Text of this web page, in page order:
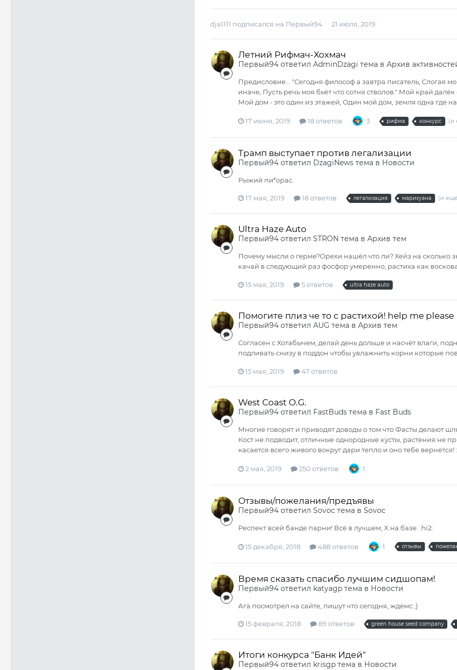
dja1111 подписался на Первый94 21 июля, 2019
Летний Рифмач-Хохмач
Первый94ответил AdminDzagi тема в Архив
Предисловие... "Сегодня философ а завтра писатель, Слогая
иначе, Пусть речь моя бьёт что сотня стволов." Мой край
Мой дом - это один из этажей, Один мой дом, земля одна где
17 июня, 2019 18 ответов 3 рифма конкурс (и
Трамп выступает против легализации
Первый94ответил DzagiNewsтема в Новости
Рыжий пи*орас.
17 мая, 2019 18 ответов легализация марихуана (и
Ultra Haze Auto
Первый94ответил STRON тема в Архив тем
Почему мысли о герме?Орехи нашёл что ли? Хейз на сколько
качай в следующий раз фосфор умеренно, растиха как
15 мая, 2019 5 ответов ultra haze auto
Помогите плиз че то с растихой! help me please
Первый94ответил AUG тема в Архив тем
Согласен с Хотабычем, делай день дольше и насчёт влаги,
подливать снизу в поддон чтобы увлажнить корни которые
15 мая, 2019 47 ответов
West Coast O.G.
Первый94ответил FastBudsтема в Fast Buds
Многие говорят и приводят доводы о том что Фасты делают
Кост не подводит, отличные однородные кусты, растения не
касается всего живого вокруг дари тепло и оно тебе вернётся!
2 мая, 2019 250 ответов 1
Отзывы/пожелания/предъявы
Первый94ответил Sovoc тема в Sovoc
Респект всей банде парни! Всё в лучшем, X на базе. :hi2:
15 декабря, 2018 488 ответов 1 отзывы
Время сказать спасибо лучшим сидшопам!
Первый94ответил katyagpтема в Новости
Ага посмотрел на сайте, пишут что сегодня, ждёмс ;)
15 февраля, 2018 89 ответов green house seed company
Итоги конкурса "Банк Идей"
Первый94ответил krisgpтема в Новости